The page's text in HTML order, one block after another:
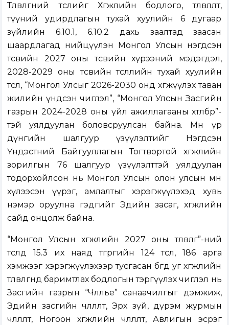
Төлөвлөгөөний төслийг Хөгжлийн бодлого, төлөвлөлт,
түүний удирдлагын тухай хуулийн 6 дугаар
зүйлийн 6.10.1, 6.10.2 дахь заалтад заасан
шаардлагад нийцүүлэн Монгол Улсын нэгдсэн
төсвийн 2027 оны төсвийн хүрээний мэдэгдэл,
2028-2029 оны төсвийн төсөөллийн тухай хуулийн
төсөл, “Монгол Улсыг 2026-2030 онд хөгжүүлэх таван
жилийн үндсэн чиглэл”, “Монгол Улсын Засгийн
газрын 2024-2028 оны үйл ажиллагааны хөтөлбөр”-
тэй уялдуулан боловсруулсан байна. Мөн үр
дүнгийн шалгуур үзүүлэлтийг Нэгдсэн
Үндэстний Байгууллагын Тогтвортой хөгжлийн
зорилгын 76 шалгуур үзүүлэлттэй уялдуулан
тодорхойлсон нь Монгол Улсын олон улсын өмнө
хүлээсэн үүрэг, амлалтыг хэрэгжүүлэхэд хувь
нэмэр оруулна гэдгийг Эдийн засаг, хөгжлийн
сайд онцолж байна.
“Монгол Улсын хөгжлийн 2027 оны төлөвлөгөө”-ний
төсөлд 15.3 их наяд төгрөгийн 124 төсөл, 186 арга
хэмжээг хэрэгжүүлэхээр тусгасан бөгөөд уг хөгжлийн
төлөвлөгөөнд баримтлах бодлогын тэргүүлэх чиглэл нь
Засгийн газрын “Чөлөөлье” санаачилгыг дэмжиж,
Эдийн засгийн чөлөөлөлт, Эрх зүй, дүрэм журмын
чөлөөлөлт, Ногоон хөгжлийн чөлөөлөлт, Авлигын эсрэг